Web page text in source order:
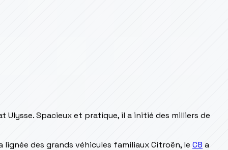
Spacieux et pratique, il a initié des milliers de
des grands véhicules familiaux Citroën, le C8 a